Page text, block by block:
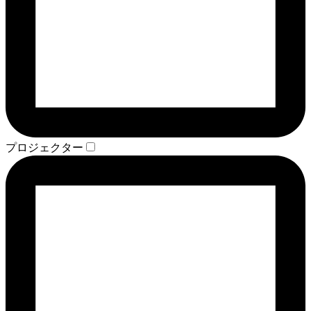
プロジェクター